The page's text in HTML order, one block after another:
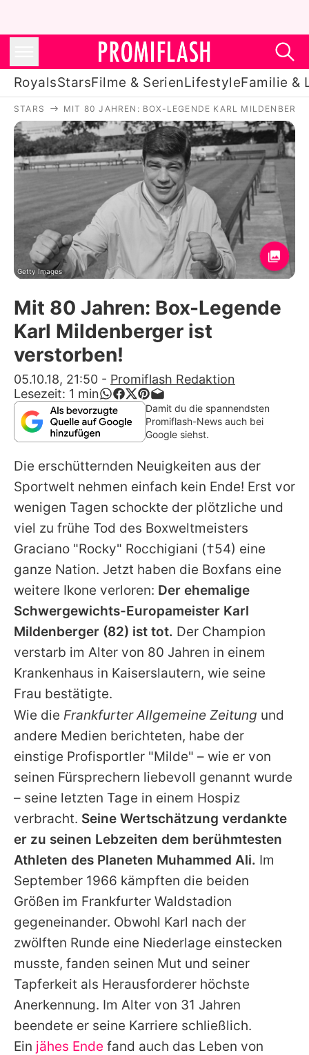
RoyalsStarsFilme & SerienLifestyleFamilie &
Royals
Stars
Filme & Serien
Lifestyle
Familie & Liebe
Promiflash Exklusiv
Alle Themen auf Promiflash
Jobs
App runterladen
Team
Redaktionelle Richtlinien
Impressum
Datenschutzerklärung
Nutzungsbedingungen
Utiq verwalten
STARS MIT 80 JAHREN: BOX-LEGENDE KARL
Getty Images
Mit 80 Jahren: Box-Legende
Karl Mildenberger ist
verstorben!
05.10.18, 21:50 - Promiflash Redaktion
Lesezeit: 1 min
Damit du die spannendsten
Promiflash-News auch bei
Google siehst.
Die erschütternden Neuigkeiten aus der
Sportwelt nehmen einfach kein Ende! Erst vor
wenigen Tagen schockte der plötzliche und
viel zu frühe Tod des Boxweltmeisters
Graciano "Rocky" Rocchigiani (†54) eine
ganze Nation. Jetzt haben die Boxfans eine
weitere Ikone verloren: Der ehemalige
Schwergewichts-Europameister Karl
Mildenberger (82) ist tot. Der Champion
verstarb im Alter von 80 Jahren in einem
Krankenhaus in Kaiserslautern, wie seine
Frau bestätigte.
Wie die Frankfurter Allgemeine Zeitung und
andere Medien berichteten, habe der
einstige Profisportler "Milde" – wie er von
seinen Fürsprechern liebevoll genannt wurde
– seine letzten Tage in einem Hospiz
verbracht. Seine Wertschätzung verdankte
er zu seinen Lebzeiten dem berühmtesten
Athleten des Planeten Muhammed Ali. Im
September 1966 kämpften die beiden
Größen im Frankfurter Waldstadion
gegeneinander. Obwohl Karl nach der
zwölften Runde eine Niederlage einstecken
musste, fanden seinen Mut und seiner
Tapferkeit als Herausforderer höchste
Anerkennung. Im Alter von 31 Jahren
beendete er seine Karriere schließlich.
Ein jähes Ende fand auch das Leben von